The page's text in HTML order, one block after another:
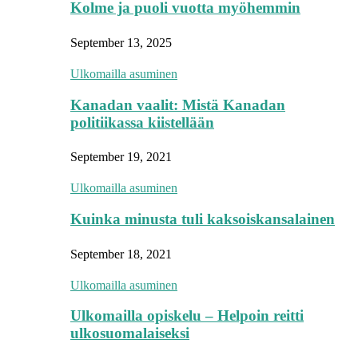
Kolme ja puoli vuotta myöhemmin
September 13, 2025
Ulkomailla asuminen
Kanadan vaalit: Mistä Kanadan
politiikassa kiistellään
September 19, 2021
Ulkomailla asuminen
Kuinka minusta tuli kaksoiskansalainen
September 18, 2021
Ulkomailla asuminen
Ulkomailla opiskelu – Helpoin reitti
ulkosuomalaiseksi